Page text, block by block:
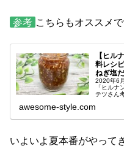
参考 こちらもオススメで
【ヒル
料レシ
ねぎ塩
2020年6
「ヒルナ
テツさん
awesome-style.com
いよいよ夏本番がやって